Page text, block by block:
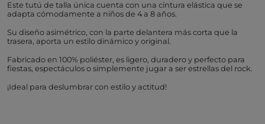
Este tutú de talla única cuenta con una cintura elástica que se
adapta cómodamente a niños de 4 a 8 años.
Su diseño asimétrico, con la parte delantera más corta que la
trasera, aporta un estilo dinámico y original.
Fabricado en 100% poliéster, es ligero, duradero y perfecto para
fiestas, espectáculos o simplemente jugar a ser estrellas del rock.
¡Ideal para deslumbrar con estilo y actitud!